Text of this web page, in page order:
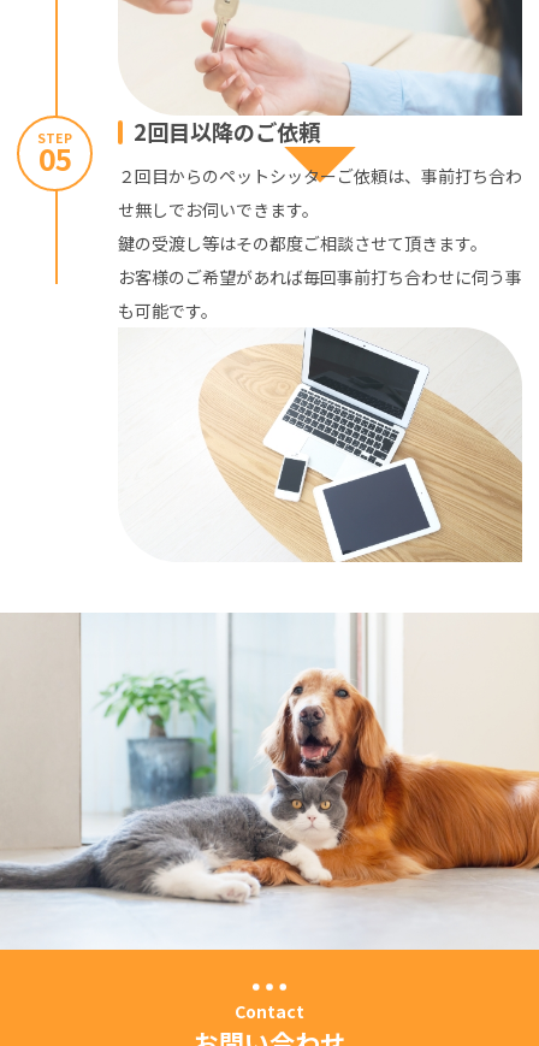
STEP
05
2回目以降のご依頼
２回目からのペットシッターご依頼は、事前打ち合わ
せ無しでお伺いできます。
鍵の受渡し等はその都度ご相談させて頂きます。
お客様のご希望があれば毎回事前打ち合わせに伺う事
も可能です。
Contact